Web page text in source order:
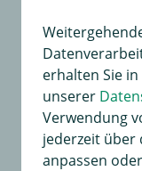
Baujahr 06.95 -
erhalten Sie
unserer
Verwendung
jederzeit über
anpassen